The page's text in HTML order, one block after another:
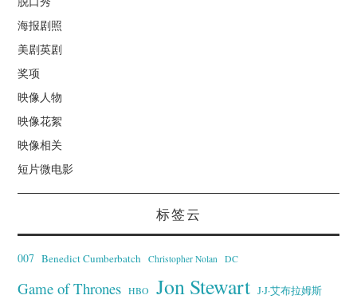
海报剧照
美剧英剧
奖项
映像人物
映像花絮
映像相关
短片微电影
标签云
007 Benedict Cumberbatch Christopher Nolan DC
Game of Thrones HBO Jon Stewart J·J·艾布拉姆斯